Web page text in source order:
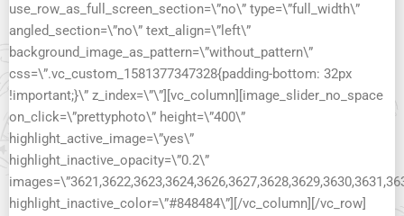
use_row_as_full_screen_section=\”no\” type=\”full_width\”
angled_section=\”no\” text_align=\”left\”
background_image_as_pattern=\”without_pattern\”
css=\”.vc_custom_1581377347328{padding-bottom: 32px
!important;}\” z_index=\”\”][vc_column][image_slider_no_space
on_click=\”prettyphoto\” height=\”400\”
highlight_active_image=\”yes\”
highlight_inactive_opacity=\”0.2\”
highlight_inactive_color=\”#848484\”][/vc_column][/vc_row]